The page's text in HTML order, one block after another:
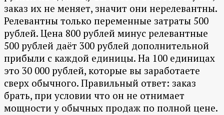
заказ их не меняет, значит они нерелевантны.
Релевантны только переменные затраты 500
рублей. Цена 800 рублей минус релевантные
500 рублей даёт 300 рублей дополнительной
прибыли с каждой единицы. На 100 единицах
это 30 000 рублей, которые вы заработаете
сверх обычного. Правильный ответ: заказ
брать, при условии что он не отнимает
мощности у обычных продаж по полной цене.